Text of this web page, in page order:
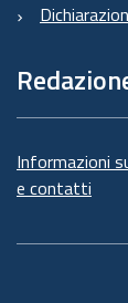
Informazioni
e contatti